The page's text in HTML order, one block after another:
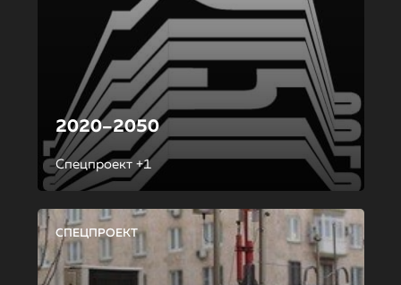
2020–2050
Спецпроект +1
СПЕЦПРОЕКТ